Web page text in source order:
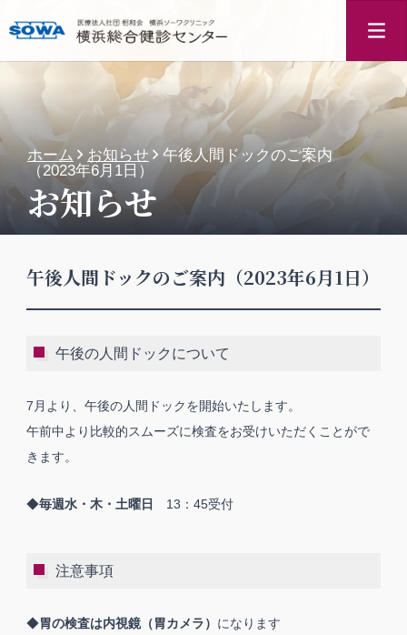
ホーム お知らせ
午後人間ドックのご案内
（2023年6月1日）
お知らせ
午後人間ドックのご案内（2023年6月1日）
午後の人間ドックについて
7月より、午後の人間ドックを開始いたします。
午前中より比較的スムーズに検査をお受けいただくことがで
きます。
◆毎週水・木・土曜日 13：45受付
注意事項
◆胃の検査は内視鏡（胃カメラ） になります